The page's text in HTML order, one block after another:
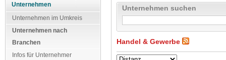
Unternehmen
Unternehmen im Umkreis
Unternehmen nach
Branchen
Infos für Unternehmer
Unternehmen suchen
Handel & Gewerbe